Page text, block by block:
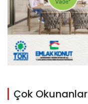
Çok Okunanlar